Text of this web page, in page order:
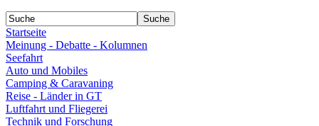
Startseite
Meinung - Debatte - Kolumnen
Seefahrt
Auto und Mobiles
Camping & Caravaning
Reise - Länder in GT
Luftfahrt und Fliegerei
Technik und Forschung